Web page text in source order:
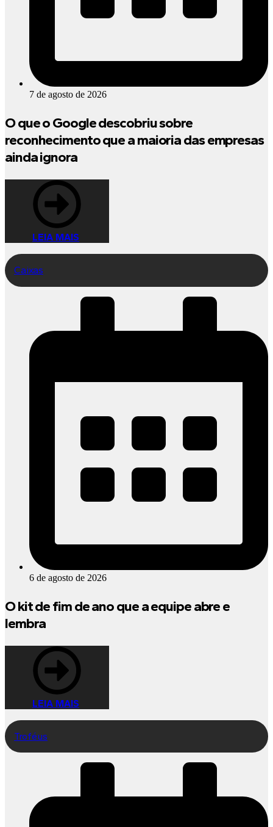
7 de agosto de 2026
O que o Google descobriu sobre
reconhecimento que a maioria das empresas
ainda ignora
LEIA MAIS
Caixas
6 de agosto de 2026
O kit de fim de ano que a equipe abre e
lembra
LEIA MAIS
Troféus